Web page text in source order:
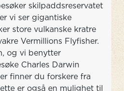
skilpaddsreservatet
vi ser gigantiske
store vulkanske kratre
Vermillions Flyfisher.
og vi benytter
Charles Darwin
finner du forskere fra
er også en mulighet til